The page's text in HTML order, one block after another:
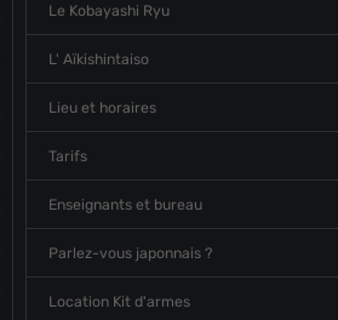
Le Kobayashi Ryu
L' Aïkishintaiso
Lieu et horaires
Tarifs
Enseignants et bureau
Parlez-vous japonnais ?
Location Kit d'armes